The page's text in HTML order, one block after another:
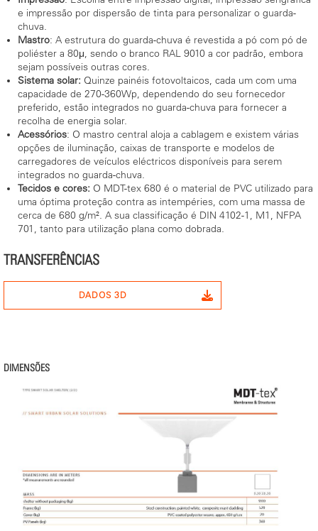
e impressão por dispersão de tinta para personalizar o guarda-
chuva.
Mastro: A estrutura do guarda-chuva é revestida a pó com pó de
poliéster a 80μ, sendo o branco RAL 9010 a cor padrão, embora
sejam possíveis outras cores.
Sistema solar: Quinze painéis fotovoltaicos, cada um com uma
capacidade de 270-360Wp, dependendo do seu fornecedor
preferido, estão integrados no guarda-chuva para fornecer a
recolha de energia solar.
Acessórios: O mastro central aloja a cablagem e existem várias
opções de iluminação, caixas de transporte e modelos de
carregadores de veículos eléctricos disponíveis para serem
integrados no guarda-chuva.
Tecidos e cores: O MDT-tex 680 é o material de PVC utilizado para
uma óptima proteção contra as intempéries, com uma massa de
cerca de 680 g/m². A sua classificação é DIN 4102-1, M1, NFPA
701, tanto para utilização plana como dobrada.
TRANSFERÊNCIAS
DADOS 3D
DIMENSÕES